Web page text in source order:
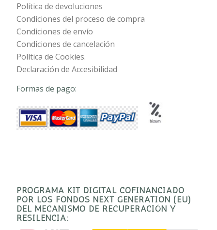
Política de devoluciones
Condiciones del proceso de compra
Condiciones de envío
Condiciones de cancelación
Política de Cookies.
Declaración de Accesibilidad
Formas de pago:
PROGRAMA KIT DIGITAL COFINANCIADO
POR LOS FONDOS NEXT GENERATION (EU)
DEL MECANISMO DE RECUPERACIÓN Y
RESILENCIA: